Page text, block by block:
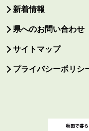
新着情報
県へのお問い合わせ
サイトマップ
プライバシーポリシ